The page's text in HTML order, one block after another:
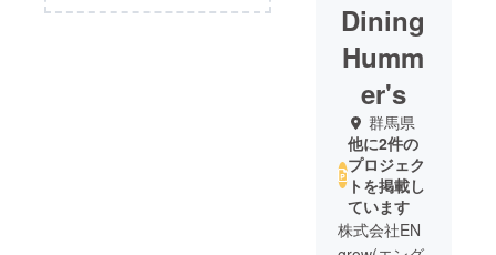
Dining
Humm
er's
群馬県
他に2件の
プロジェク
トを掲載し
ています
株式会社EN